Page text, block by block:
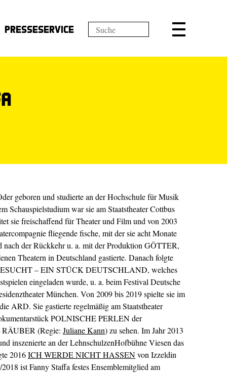
Presseservice
geboren und studierte an der Hochschule für Musik
Schauspielstudium war sie am Staatstheater Cottbus
sie freischaffend für Theater und Film und von 2003
fliegende fische, mit der sie acht Monate
nach der Rückkehr u. a. mit der Produktion GÖTTER,
Theatern in Deutschland gastierte. Danach folgte
– EIN STÜCK DEUTSCHLAND, welches
eingeladen wurde, u. a. beim Festival Deutsche
München. Von 2009 bis 2019 spielte sie im
ARD. Sie gastierte regelmäßig am Staatstheater
POLNISCHE PERLEN der
(Regie: Juliane Kann) zu sehen. Im Jahr 2013
inszenierte an der LehnschulzenHofbühne Viesen das
2016ICH WERDE NICHT HASSENvon Izzeldin
ist Fanny Staffa festes Ensemblemitglied am